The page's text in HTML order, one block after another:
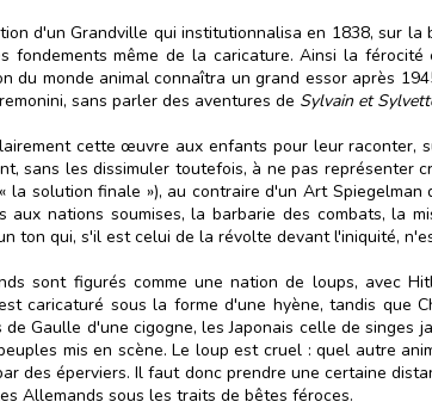
d'un Grandville qui institutionnalisa en 1838, sur
fondements même de la caricature. Ainsi la
du monde animal connaîtra un grand essor après
sans parler des aventures de Sylvain et
cette œuvre aux enfants pour leur
sans les dissimuler toutefois, à ne pas
la solution finale »), au contraire d'un Art Spiegelman
aux nations soumises, la barbarie des combats, la
ton qui, s'il est celui de la révolte devant l'iniquité,
sont figurés comme une nation de loups, avec
caricaturé sous la forme d'une hyène, tandis
Gaulle d'une cigogne, les Japonais celle de
mis en scène. Le loup est cruel : quel autre
des éperviers. Il faut donc prendre une certaine
Allemands sous les traits de bêtes féroces.